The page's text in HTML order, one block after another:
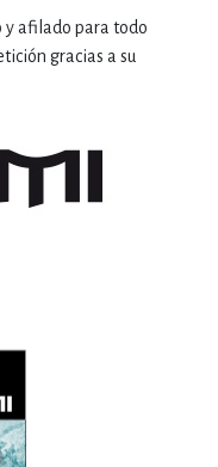
y afilado para todo
gracias a su